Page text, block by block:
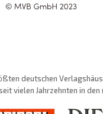
deutschen
vielen Jahrzehnten in